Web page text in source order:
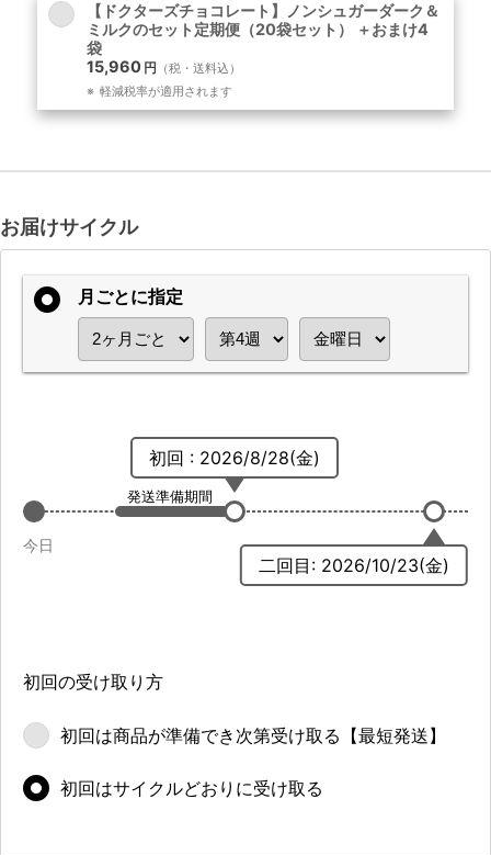
【ドクターズチョコレート】ノンシュガーダーク＆
ミルクのセット定期便（20袋セット） ＋おまけ4
袋
15,960 円
（税・送料込）
軽減税率が適用されます
お届けサイクル
月ごとに指定
発送準備期間
初回 : 2026/8/28(金)
二回目: 2026/10/23(金)
今日
初回の受け取り方
初回は商品が準備でき次第受け取る 【最短発送】
初回はサイクルどおりに受け取る